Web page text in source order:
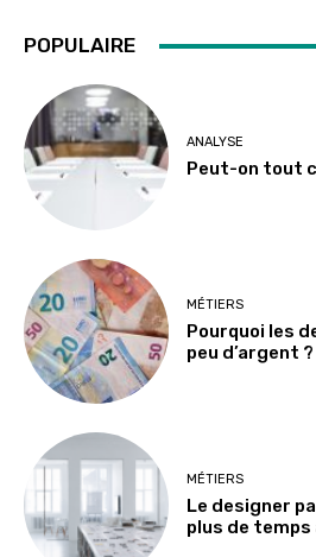
POPULAIRE
ANALYSE
Peut-on tout
MÉTIERS
Pourquoi les
peu d’argent ?
MÉTIERS
Le designer
plus de temps